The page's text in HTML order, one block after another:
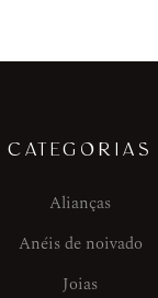
CATEGORIAS
Alianças
Anéis de noivado
Joias